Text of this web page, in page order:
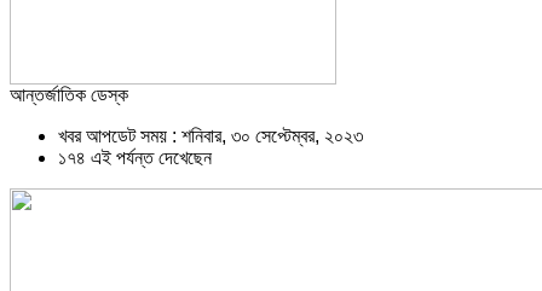
আন্তর্জাতিক ডেস্ক
খবর আপডেট সময় : শনিবার, ৩০ সেপ্টেম্বর, ২০২৩
১৭৪ এই পর্যন্ত দেখেছেন